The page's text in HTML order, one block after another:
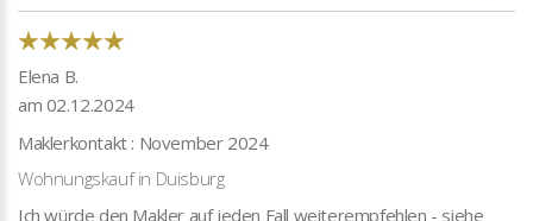
Elena B.
am 02.12.2024
Maklerkontakt : November 2024
Wohnungskauf in Duisburg
Ich würde den Makler auf jeden Fall weiterempfehlen - siehe